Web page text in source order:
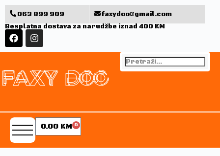
063 899 909
faxydoo@gmail.com
Besplatna dostava za narudžbe iznad 400 KM
0.00 KM 0